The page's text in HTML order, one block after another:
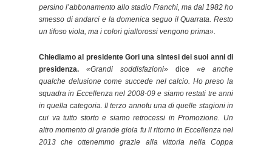
persino l’abbonamento allo stadio Franchi, ma dal 1982 ho
smesso di andarci e la domenica seguo il Quarrata. Resto
un tifoso viola, ma i colori giallorossi vengono prima».
Chiediamo al presidente Gori una sintesi dei suoi anni di
presidenza. «Grandi soddisfazioni» dice «e anche
qualche delusione come succede nel calcio. Ho preso la
squadra in Eccellenza nel 2008-09 e siamo restati tre anni
in quella categoria. Il terzo annofu una di quelle stagioni in
cui va tutto storto e siamo retrocessi in Promozione. Un
altro momento di grande gioia fu il ritorno in Eccellenza nel
2013 che ottenemmo grazie alla vittoria nella Coppa